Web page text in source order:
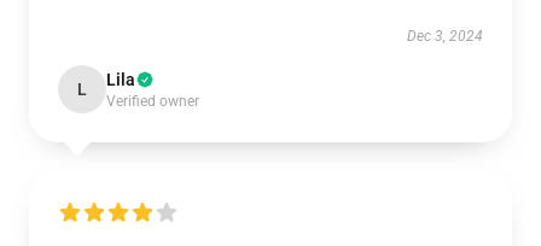
Dec 3, 2024
L Lila
Verified owner